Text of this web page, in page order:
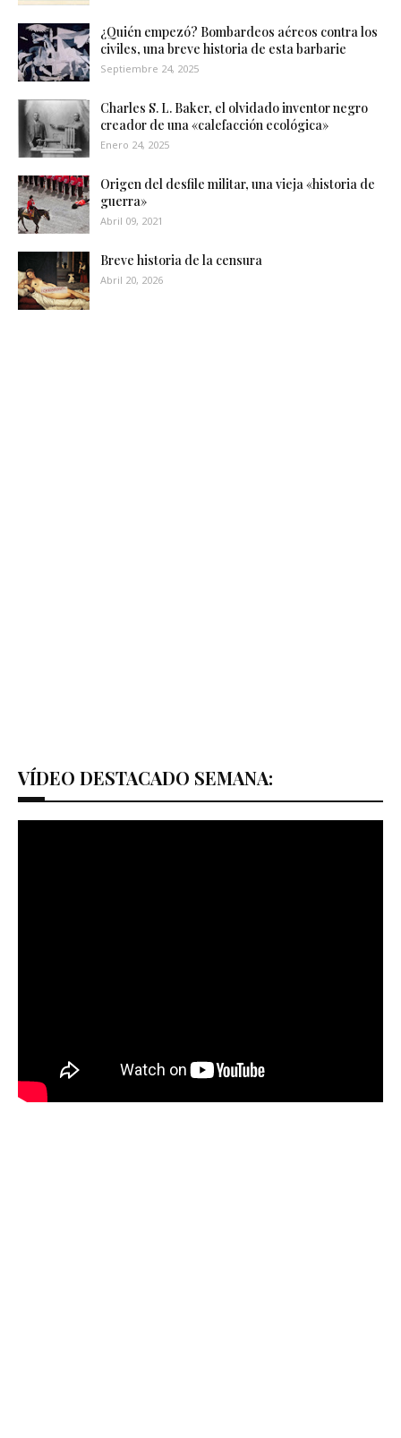
¿Quién empezó? Bombardeos aéreos contra los
civiles, una breve historia de esta barbarie
Septiembre 24, 2025
Charles S. L. Baker, el olvidado inventor negro
creador de una «calefacción ecológica»
Enero 24, 2025
Origen del desfile militar, una vieja «historia de
guerra»
Abril 09, 2021
Breve historia de la censura
Abril 20, 2026
VÍDEO DESTACADO SEMANA: